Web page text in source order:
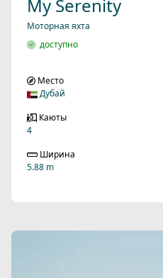
My Serenity
Моторная яхта
доступно
Место
Дубай
Каюты
4
Ширина
5.88 m